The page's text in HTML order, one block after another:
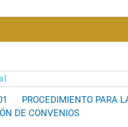
PROCEDIMIENTO PARA
DE CONVENIOS